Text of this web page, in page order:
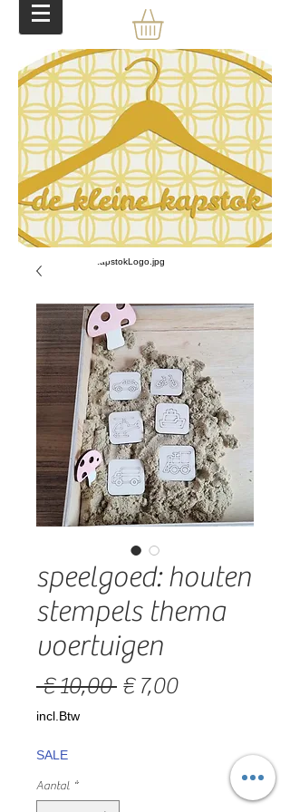
speelgoed: houten
stempels thema
voertuigen
€ 10,00 Normale
€ 7,00Verkoopprijs
incl.Btw
SALE
Aantal *